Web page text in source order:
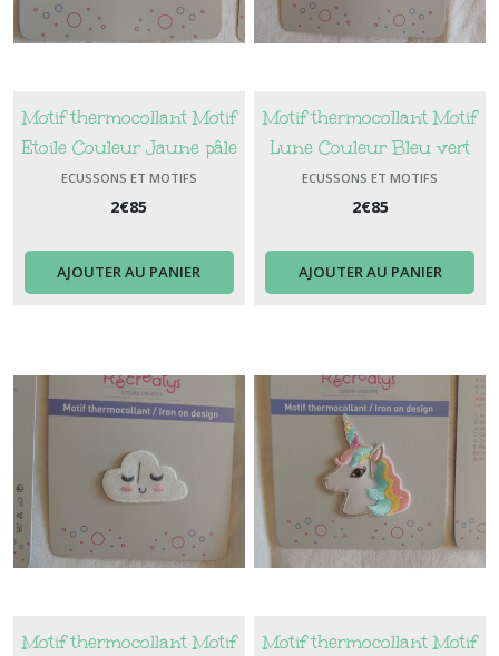
Motif thermocollant Motif
Etoile Couleur Jaune pâle
ECUSSONS ET MOTIFS
2€85
AJOUTER AU PANIER
Motif thermocollant Motif
Lune Couleur Bleu vert
ECUSSONS ET MOTIFS
2€85
AJOUTER AU PANIER
Motif thermocollant Motif
Motif thermocollant Motif